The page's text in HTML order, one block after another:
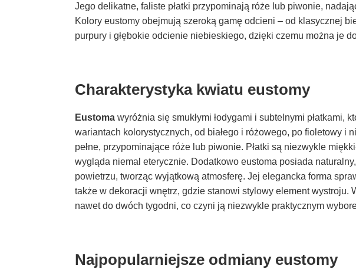
Jego delikatne, faliste płatki przypominają róże lub piwonie,
Kolory eustomy obejmują szeroką gamę odcieni – od klasycznej
purpury i głębokie odcienie niebieskiego, dzięki czemu można je
Charakterystyka kwiatu eustomy
Eustoma wyróżnia się smukłymi łodygami i subtelnymi płatkami,
wariantach kolorystycznych, od białego i różowego, po fioletowy i
pełne, przypominające róże lub piwonie. Płatki są niezwykle
wygląda niemal eterycznie. Dodatkowo eustoma posiada
powietrzu, tworząc wyjątkową atmosferę. Jej elegancka forma
także w dekoracji wnętrz, gdzie stanowi stylowy element wystroju.
nawet do dwóch tygodni, co czyni ją niezwykle praktycznym
Najpopularniejsze odmiany eustomy